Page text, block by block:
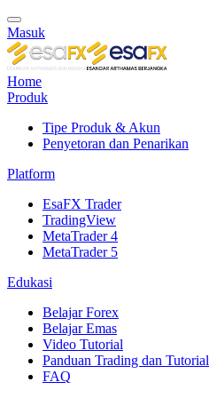
Masuk
Home
Produk
Tipe Produk & Akun
Penyetoran dan Penarikan
Platform
EsaFX Trader
TradingView
MetaTrader 4
MetaTrader 5
Edukasi
Belajar Forex
Belajar Emas
Video Tutorial
Panduan Trading dan Tutorial
FAQ